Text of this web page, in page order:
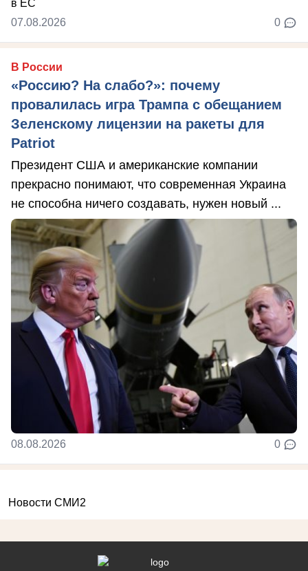
07.08.2026 0
В России
«Россию? На слабо?»: почему
провалилась игра Трампа с обещанием
Зеленскому лицензии на ракеты для
Patriot
Президент США и американские компании
прекрасно понимают, что современная Украина
не способна ничего создавать, нужен новый ...
08.08.2026 0
Новости СМИ2